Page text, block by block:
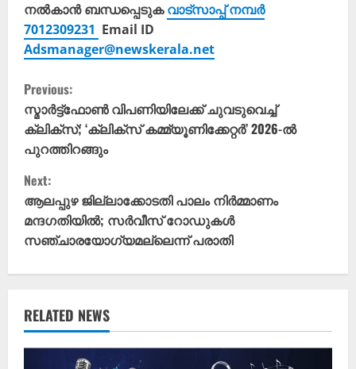
നൽകാൻ ബന്ധപ്പെടുകവാട്സാപ്പ് നമ്പർ
7012309231 Email ID
Adsmanager@newskerala.net
C
o
n
t
i
n
u
e
R
Previous:
സ്മാർട്ട്ഫോൺ വിപണിയിലേക്ക് ചുവടുവെച്ച്
ക്ലിക്സ്; ‘ക്ലിക്സ് കമ്മ്യൂണിക്കേറ്റർ’ 2026-ൽ
പുറത്തിറങ്ങും
Next:
ആലപ്പുഴ ജില്ലാക്കോടതി പാലം നിർമ്മാണം
മന്ദഗതിയിൽ; സർവീസ് റോഡുകൾ
സഞ്ചാരയോഗ്യമല്ലെന്ന് പരാതി
RELATED NEWS